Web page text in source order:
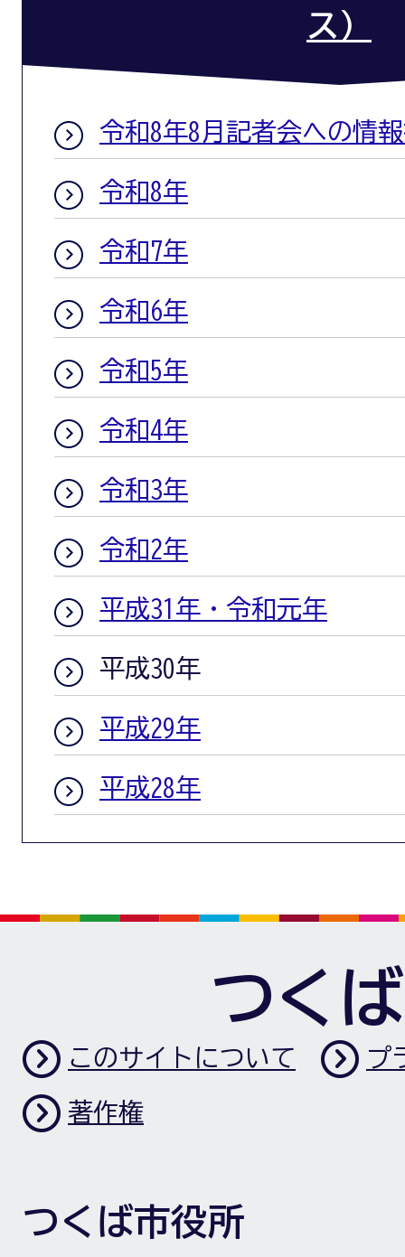
ス）
令和8年8月記者会への情
令和8年
令和7年
令和6年
令和5年
令和4年
令和3年
令和2年
平成31年・令和元年
平成30年
平成29年
平成28年
つく
このサイトについて プ
著作権
つくば市役所